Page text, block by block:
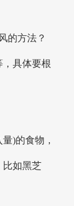
的方法？
具体要根
)的食物，
比如黑芝